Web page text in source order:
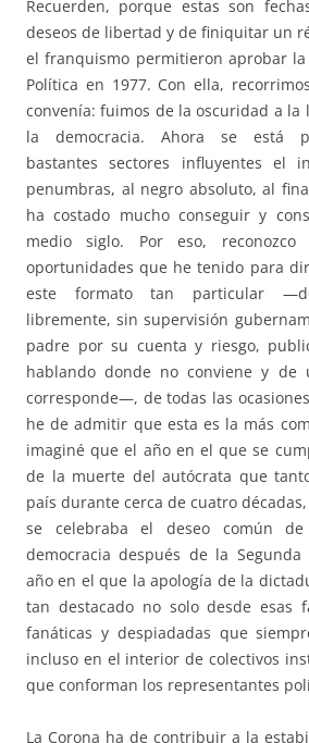
Recuerden, porque estas son
deseos de libertad y de finiquitar un
el franquismo permitieron aprobar la
Política en 1977. Con ella,
convenía: fuimos de la oscuridad a la
la democracia. Ahora se está
bastantes sectores influyentes el
penumbras, al negro absoluto, al
ha costado mucho conseguir y
medio siglo. Por eso,
oportunidades que he tenido para
este formato tan particular
libremente, sin supervisión
padre por su cuenta y riesgo,
hablando donde no conviene y
corresponde—, de todas las
he de admitir que esta es la más
imaginé que el año en el que se
de la muerte del autócrata que
país durante cerca de cuatro
se celebraba el deseo común
democracia después de la
año en el que la apología de la
tan destacado no solo desde esas
fanáticas y despiadadas que
incluso en el interior de colectivos
que conforman los representantes
La Corona ha de contribuir a la